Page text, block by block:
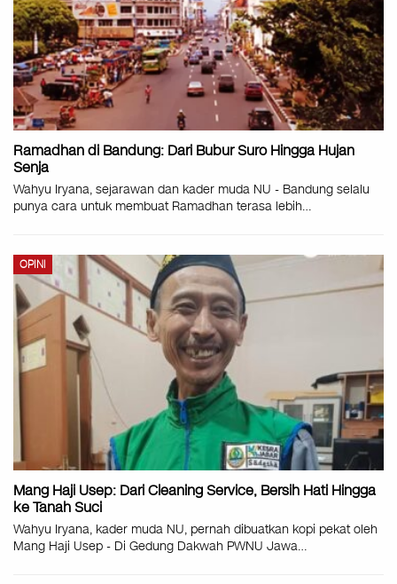
Ramadhan di Bandung: Dari Bubur Suro Hingga Hujan
Senja
Wahyu Iryana, sejarawan dan kader muda NU - Bandung selalu
punya cara untuk membuat Ramadhan terasa lebih…
OPINI
Mang Haji Usep: Dari Cleaning Service, Bersih Hati Hingga
ke Tanah Suci
Wahyu Iryana, kader muda NU, pernah dibuatkan kopi pekat oleh
Mang Haji Usep - Di Gedung Dakwah PWNU Jawa…